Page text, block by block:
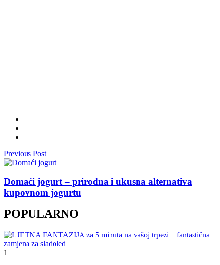
Previous Post
Domaći jogurt – prirodna i ukusna alternativa
kupovnom jogurtu
POPULARNO
1